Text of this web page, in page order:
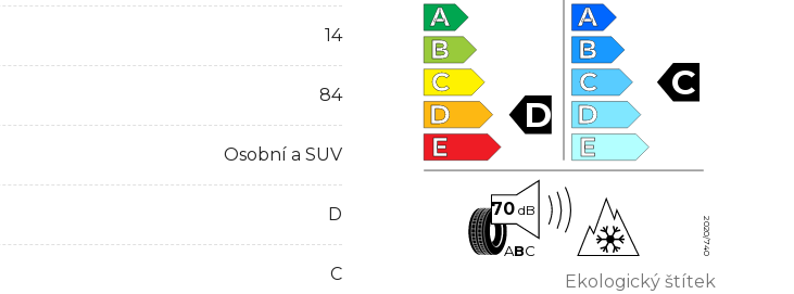
14
84
Osobní a SUV
D
C
A
B
C
D
E
D
A
B
C
D
E
C
70 dB
ABC 2020/740
Ekologický štítek